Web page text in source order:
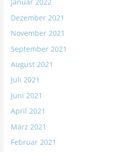
Januar 2022
Dezember 2021
November 2021
September 2021
August 2021
Juli 2021
Juni 2021
April 2021
März 2021
Februar 2021